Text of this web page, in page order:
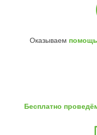
Оказываем
Бесплатно